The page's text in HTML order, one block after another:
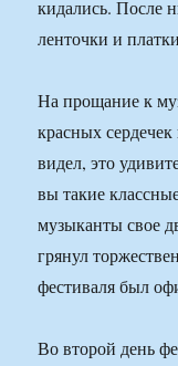
кидались. После
ленточки и
На прощание к
красных
видел, это
вы такие
музыканты свое
грянул
фестиваля был
Во второй день